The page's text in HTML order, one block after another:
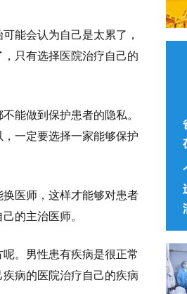
能会认为自己是太累了，
只有选择医院治疗自己的
能做到保护患者的隐私。
一定要选择一家能够保护
医师，这样才能够对患者
的主治医师。
。男性患有疾病是很正常
病的医院治疗自己的疾病